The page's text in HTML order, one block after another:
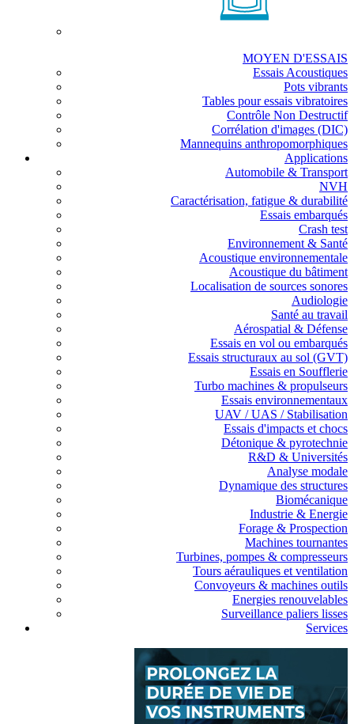
MOYEN D'ESSAIS
Essais Acoustiques
Pots vibrants
Tables pour essais vibratoires
Contrôle Non Destructif
Corrélation d'images (DIC)
Mannequins anthropomorphiques
Applications
Automobile & Transport
NVH
Caractérisation, fatigue & durabilité
Essais embarqués
Crash test
Environnement & Santé
Acoustique environnementale
Acoustique du bâtiment
Localisation de sources sonores
Audiologie
Santé au travail
Aérospatial & Défense
Essais en vol ou embarqués
Essais structuraux au sol (GVT)
Essais en Soufflerie
Turbo machines & propulseurs
Essais environnementaux
UAV / UAS / Stabilisation
Essais d'impacts et chocs
Détonique & pyrotechnie
R&D & Universités
Analyse modale
Dynamique des structures
Biomécanique
Industrie & Energie
Forage & Prospection
Machines tournantes
Turbines, pompes & compresseurs
Tours aérauliques et ventilation
Convoyeurs & machines outils
Energies renouvelables
Surveillance paliers lisses
Services